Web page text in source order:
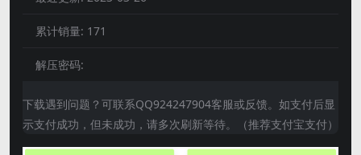
累计销量: 171
解压密码:
下载遇到问题？可联系QQ924247904客服或反馈。如支付后显
示支付成功，但未成功，请多次刷新等待。（推荐支付宝支付）